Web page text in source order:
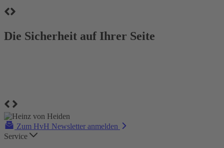
Die Sicherheit auf Ihrer Seite
Zum HvH Newsletter anmelden
Service